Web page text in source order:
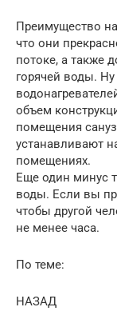
Преимущество
что они
потоке, а также
горячей воды.
объем
помещения
устанавливают
помещениях.
Еще один минус
воды. Если вы
чтобы другой
не менее часа.
По теме:
НАЗАД